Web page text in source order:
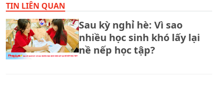
TIN LIÊN QUAN
Sau kỳ nghỉ hè: Vì sao
nhiều học sinh khó lấy lại
nề nếp học tập?